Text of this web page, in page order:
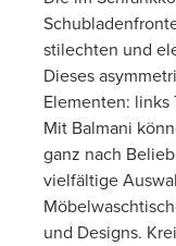
stilechten und
Dieses
Elementen: links
Mit Balmani
ganz nach
vielfältige
und Designs.